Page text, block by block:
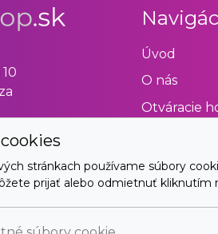
stránkach používame súbory
prijať alebo odmietnuť kliknutím
Úvod
O nás
Otváracie
Odstúpiť
Kontakt